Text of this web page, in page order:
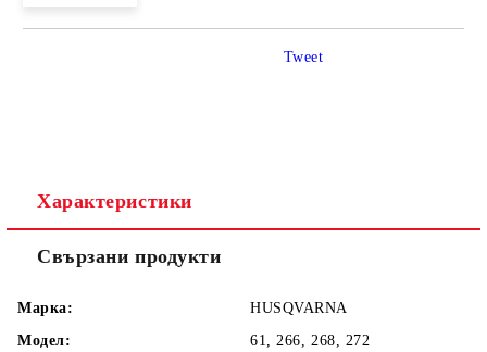
Tweet
Характеристики
Свързани продукти
Марка:
HUSQVARNA
Модел:
61, 266, 268, 272